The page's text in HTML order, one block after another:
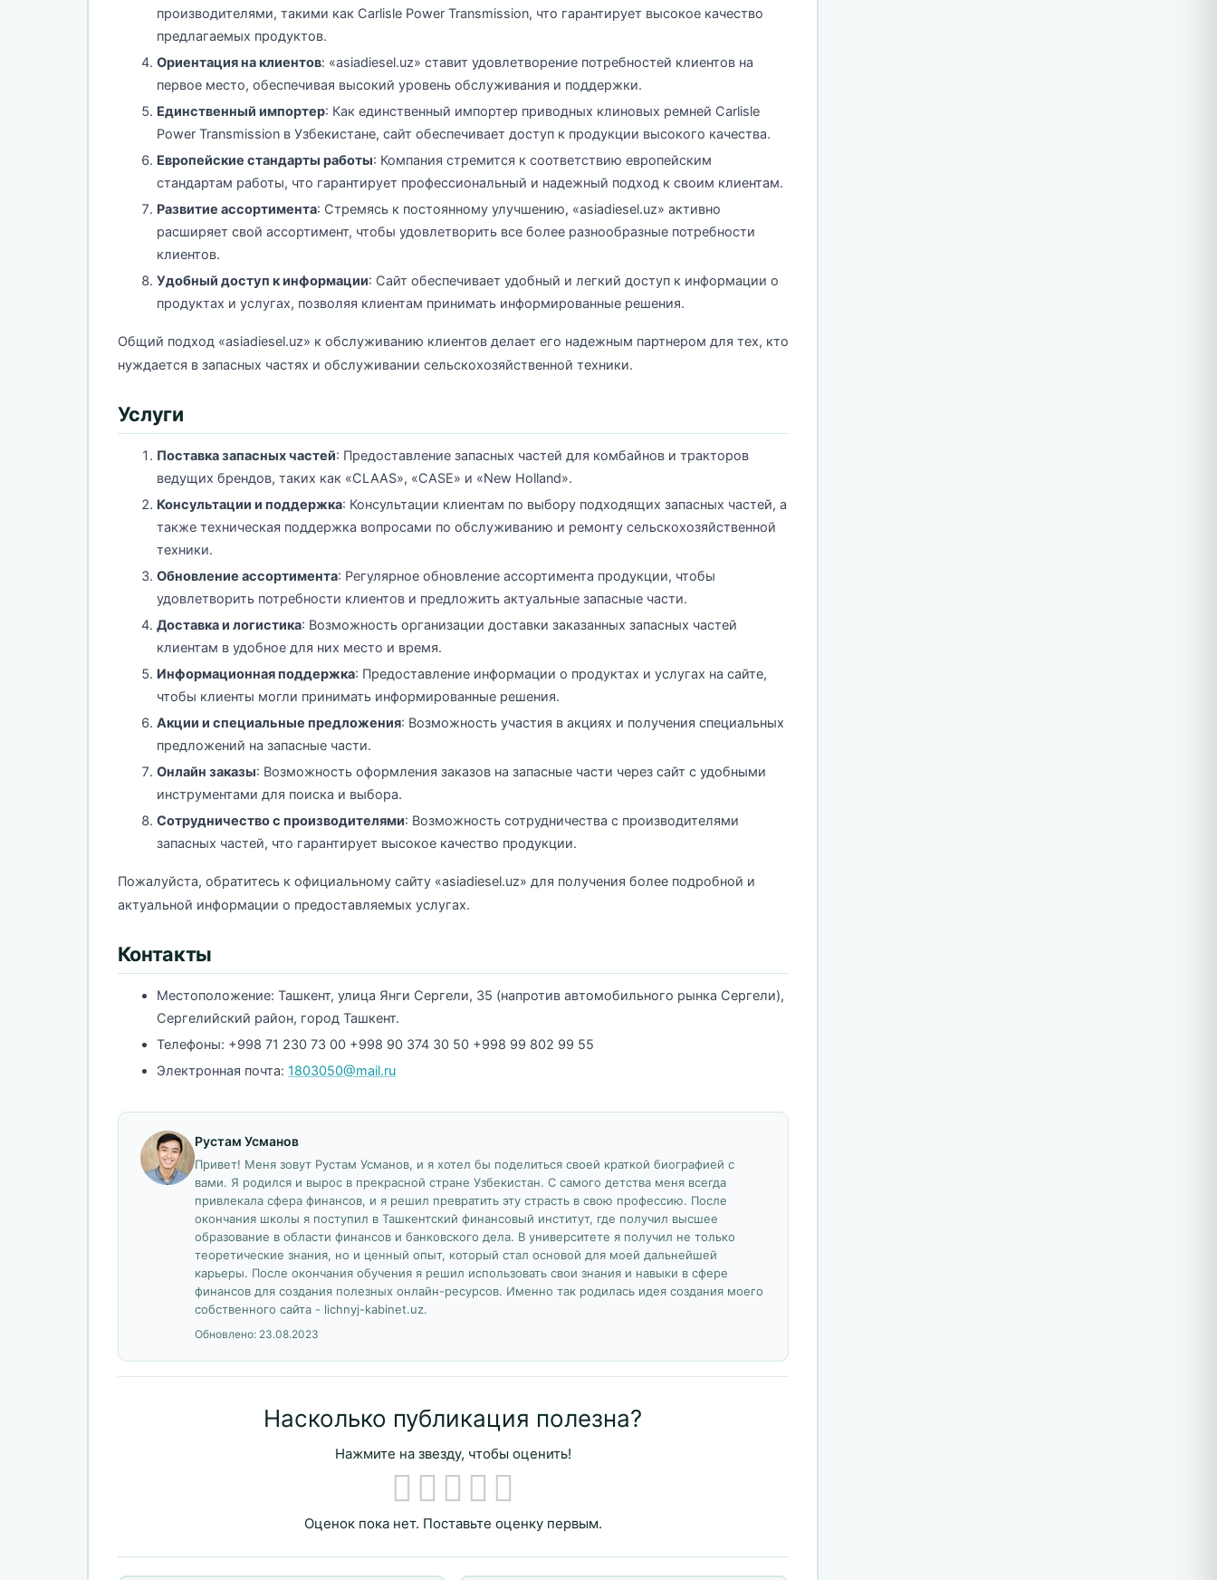
производителями, такими как Carlisle Power Transmission, что гарантирует высокое качество
предлагаемых продуктов.
Ориентация на клиентов: «asiadiesel.uz» ставит удовлетворение потребностей клиентов на
первое место, обеспечивая высокий уровень обслуживания и поддержки.
Единственный импортер: Как единственный импортер приводных клиновых ремней Carlisle
Power Transmission в Узбекистане, сайт обеспечивает доступ к продукции высокого качества.
Европейские стандарты работы: Компания стремится к соответствию европейским
стандартам работы, что гарантирует профессиональный и надежный подход к своим клиентам.
Развитие ассортимента: Стремясь к постоянному улучшению, «asiadiesel.uz» активно
расширяет свой ассортимент, чтобы удовлетворить все более разнообразные потребности
клиентов.
Удобный доступ к информации: Сайт обеспечивает удобный и легкий доступ к информации о
продуктах и услугах, позволяя клиентам принимать информированные решения.
Общий подход «asiadiesel.uz» к обслуживанию клиентов делает его надежным партнером для тех, кто
нуждается в запасных частях и обслуживании сельскохозяйственной техники.
Услуги
Поставка запасных частей: Предоставление запасных частей для комбайнов и тракторов
ведущих брендов, таких как «CLAAS», «CASE» и «New Holland».
Консультации и поддержка: Консультации клиентам по выбору подходящих запасных частей, а
также техническая поддержка вопросами по обслуживанию и ремонту сельскохозяйственной
техники.
Обновление ассортимента: Регулярное обновление ассортимента продукции, чтобы
удовлетворить потребности клиентов и предложить актуальные запасные части.
Доставка и логистика: Возможность организации доставки заказанных запасных частей
клиентам в удобное для них место и время.
Информационная поддержка: Предоставление информации о продуктах и услугах на сайте,
чтобы клиенты могли принимать информированные решения.
Акции и специальные предложения: Возможность участия в акциях и получения специальных
предложений на запасные части.
Онлайн заказы: Возможность оформления заказов на запасные части через сайт с удобными
инструментами для поиска и выбора.
Сотрудничество с производителями: Возможность сотрудничества с производителями
запасных частей, что гарантирует высокое качество продукции.
Пожалуйста, обратитесь к официальному сайту «asiadiesel.uz» для получения более подробной и
актуальной информации о предоставляемых услугах.
Контакты
Местоположение: Ташкент, улица Янги Сергели, 35 (напротив автомобильного рынка Сергели),
Сергелийский район, город Ташкент.
Телефоны: +998 71 230 73 00 +998 90 374 30 50 +998 99 802 99 55
Электронная почта: 1803050@mail.ru
Рустам Усманов
Привет! Меня зовут Рустам Усманов, и я хотел бы поделиться своей краткой биографией с
вами. Я родился и вырос в прекрасной стране Узбекистан. С самого детства меня всегда
привлекала сфера финансов, и я решил превратить эту страсть в свою профессию. После
окончания школы я поступил в Ташкентский финансовый институт, где получил высшее
образование в области финансов и банковского дела. В университете я получил не только
теоретические знания, но и ценный опыт, который стал основой для моей дальнейшей
карьеры. После окончания обучения я решил использовать свои знания и навыки в сфере
финансов для создания полезных онлайн-ресурсов. Именно так родилась идея создания моего
собственного сайта - lichnyj-kabinet.uz.
Обновлено: 23.08.2023
Насколько публикация полезна?
Нажмите на звезду, чтобы оценить!
Оценок пока нет. Поставьте оценку первым.